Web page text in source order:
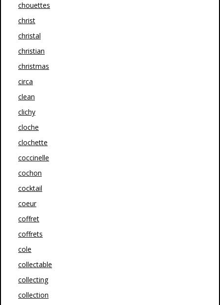
chouettes
christ
christal
christian
christmas
circa
clean
clichy
cloche
clochette
coccinelle
cochon
cocktail
coeur
coffret
coffrets
cole
collectable
collecting
collection